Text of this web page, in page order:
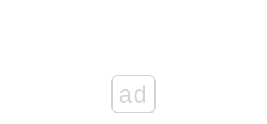
ad